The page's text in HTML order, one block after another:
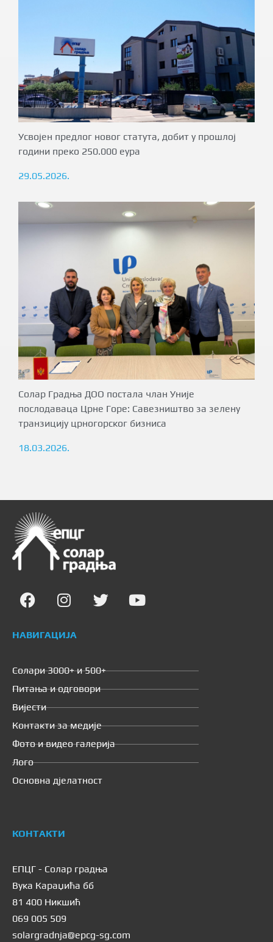
Усвојен предлог новог статута, добит у прошлој
години преко 250.000 еура
29.05.2026.
Солар Градња ДОО постала члан Уније
послодаваца Црне Горе: Савезништво за зелену
транзицију црногорског бизниса
18.03.2026.
НАВИГАЦИЈА
Солари 3000+ и 500+
Питања и одговори
Вијести
Контакти за медије
Фото и видео галерија
Лого
Основна дјелатност
КОНТАКТИ
ЕПЦГ - Солар градња
Вука Караџића бб
81 400 Никшић
069 005 509
solargradnja@epcg-sg.com